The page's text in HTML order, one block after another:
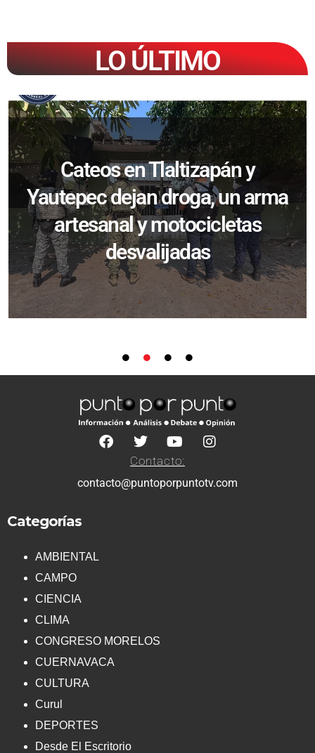
LO ÚLTIMO
Cateos en Tlaltizapán y
Yautepec dejan droga, un arma
artesanal y motocicletas
desvalijadas
Contacto:
contacto@puntoporpuntotv.com
Categorías
AMBIENTAL
CAMPO
CIENCIA
CLIMA
CONGRESO MORELOS
CUERNAVACA
CULTURA
Curul
DEPORTES
Desde El Escritorio